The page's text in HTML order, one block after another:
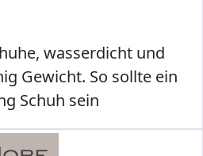
wasserdicht und
Gewicht. So sollte ein
Schuh sein